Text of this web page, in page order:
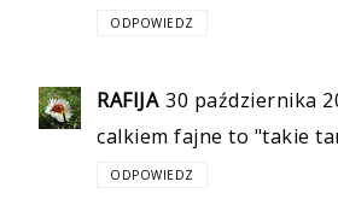
ODPOWIEDZ
RAFIJA 30 października
calkiem fajne to "takie
ODPOWIEDZ